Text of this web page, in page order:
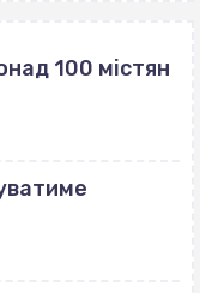
100 містян